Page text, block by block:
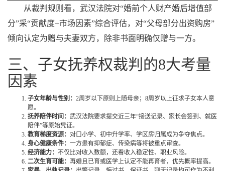
从裁判规则看，武汉法院对“婚前个人财产婚后增值部
分”采“贡献度+市场因素”综合评估，对“父母部分出资购房”
倾向认定为赠与夫妻双方，除非书面明确仅赠与一方。
三、子女抚养权裁判的8大考量
因素
子女年龄与性别： 2周岁以下原则上随母亲；8周岁以上征求子女本人意
愿。
抚养陪伴时间： 武汉法院要求提交近三年“接送记录、家长会签到、就医
陪伴”等原始凭证。
教育梯度资源： 对口小学、初中升学率、学区房归属成为争夺焦点。
身心健康条件： 一方患有抑郁症、传染病等将被重点审查。
经济能力： 不仅比对收入数额，还看收入稳定性、职业风险。
二次生育可能： 再婚且已育或医学上认定不能再育者，优先概率提高。